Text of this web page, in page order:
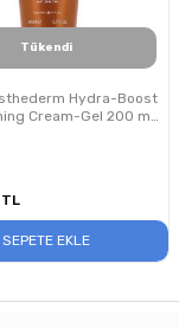
Tükendi
Hydra-Boost
Cream-Gel 200 ml
TL
SEPETE EKLE